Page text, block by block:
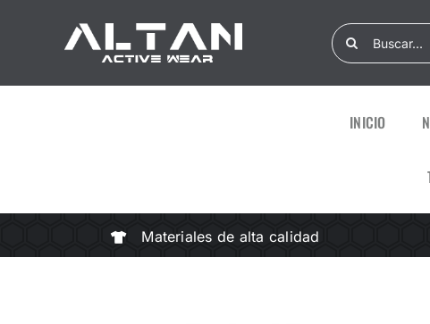
Search
for:
INICIO
Materiales de alta calidad